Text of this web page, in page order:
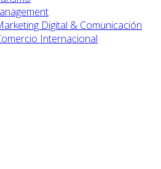
Digital & Comunicación
Internacional